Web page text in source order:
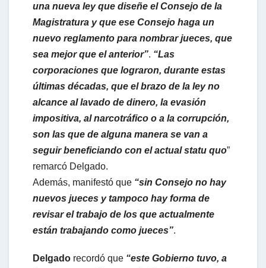
una nueva ley que diseñe el Consejo de la
Magistratura y que ese Consejo haga un
nuevo reglamento para nombrar jueces, que
sea mejor que el anterior”. “Las
corporaciones que lograron, durante estas
últimas décadas, que el brazo de la ley no
alcance al lavado de dinero, la evasión
impositiva, al narcotráfico o a la corrupción,
son las que de alguna manera se van a
seguir beneficiando con el actual statu quo”
remarcó Delgado.
Además, manifestó que “sin Consejo no hay
nuevos jueces y tampoco hay forma de
revisar el trabajo de los que actualmente
están trabajando como jueces”.
Delgado recordó que “este Gobierno tuvo, a